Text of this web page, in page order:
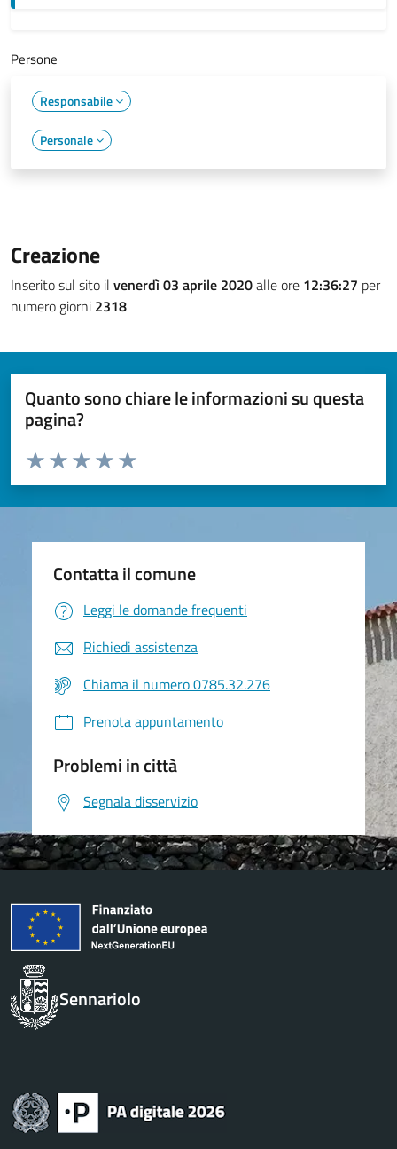
Persone
Responsabile
Personale
Creazione
Inserito sul sito il venerdì 03 aprile 2020alle ore 12:36:27 per
numero giorni 2318
Quanto sono chiare le informazioni su questa
pagina?
Valuta da 1 a 5 stelle la pagina
Valuta 5 stelle su 5
Valuta 4 stelle su 5
Valuta 3 stelle su 5
Valuta 2 stelle su 5
Valuta 1 stelle su 5
Contatta il comune
Leggi le domande frequenti
Richiedi assistenza
Chiama il numero 0785.32.276
Prenota appuntamento
Problemi in città
Segnala disservizio
Sennariolo